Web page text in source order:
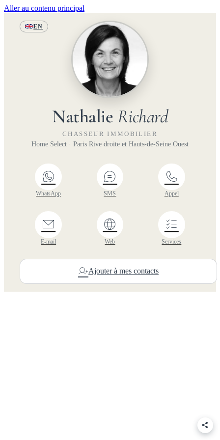
Aller au contenu principal
EN
NathalieRichard
CHASSEUR IMMOBILIER
Home Select · Paris Rive droite et Hauts-de-Seine Ouest
WhatsApp SMS Appel
E-mail Web Services
Ajouter à mes contacts